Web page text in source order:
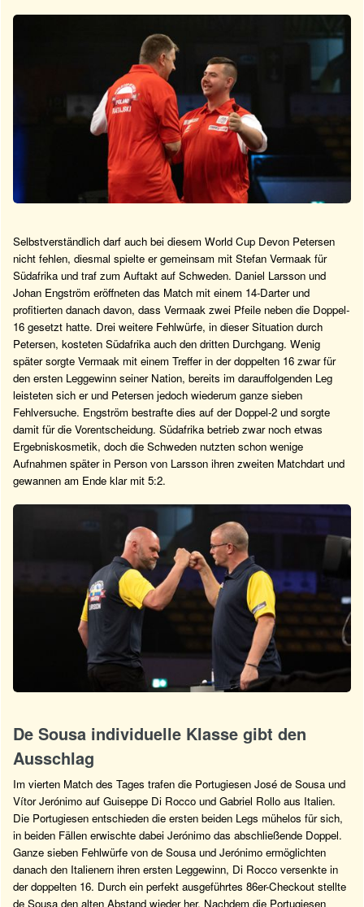
Selbstverständlich darf auch bei diesem World Cup Devon Petersen
nicht fehlen, diesmal spielte er gemeinsam mit Stefan Vermaak für
Südafrika und traf zum Auftakt auf Schweden. Daniel Larsson und
Johan Engström eröffneten das Match mit einem 14-Darter und
profitierten danach davon, dass Vermaak zwei Pfeile neben die Doppel-
16 gesetzt hatte. Drei weitere Fehlwürfe, in dieser Situation durch
Petersen, kosteten Südafrika auch den dritten Durchgang. Wenig
später sorgte Vermaak mit einem Treffer in der doppelten 16 zwar für
den ersten Leggewinn seiner Nation, bereits im darauffolgenden Leg
leisteten sich er und Petersen jedoch wiederum ganze sieben
Fehlversuche. Engström bestrafte dies auf der Doppel-2 und sorgte
damit für die Vorentscheidung. Südafrika betrieb zwar noch etwas
Ergebniskosmetik, doch die Schweden nutzten schon wenige
Aufnahmen später in Person von Larsson ihren zweiten Matchdart und
gewannen am Ende klar mit 5:2.
De Sousa individuelle Klasse gibt den
Ausschlag
Im vierten Match des Tages trafen die Portugiesen José de Sousa und
Vítor Jerónimo auf Guiseppe Di Rocco und Gabriel Rollo aus Italien.
Die Portugiesen entschieden die ersten beiden Legs mühelos für sich,
in beiden Fällen erwischte dabei Jerónimo das abschließende Doppel.
Ganze sieben Fehlwürfe von de Sousa und Jerónimo ermöglichten
danach den Italienern ihren ersten Leggewinn, Di Rocco versenkte in
der doppelten 16. Durch ein perfekt ausgeführtes 86er-Checkout stellte
de Sousa den alten Abstand wieder her. Nachdem die Portugiesen